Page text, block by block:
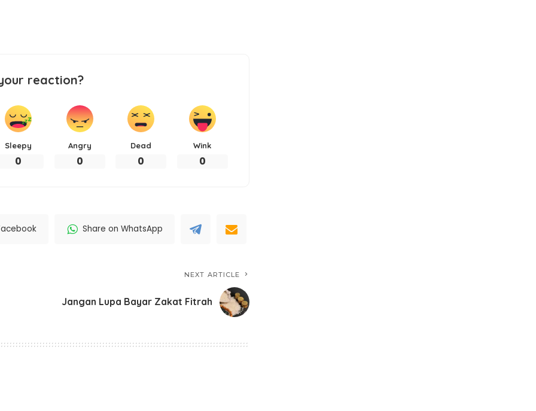
reaction?
Sleepy
0
Angry
0
Dead
0
Wink
0
Share on WhatsApp
NEXT ARTICLE
Jangan Lupa Bayar Zakat Fitrah